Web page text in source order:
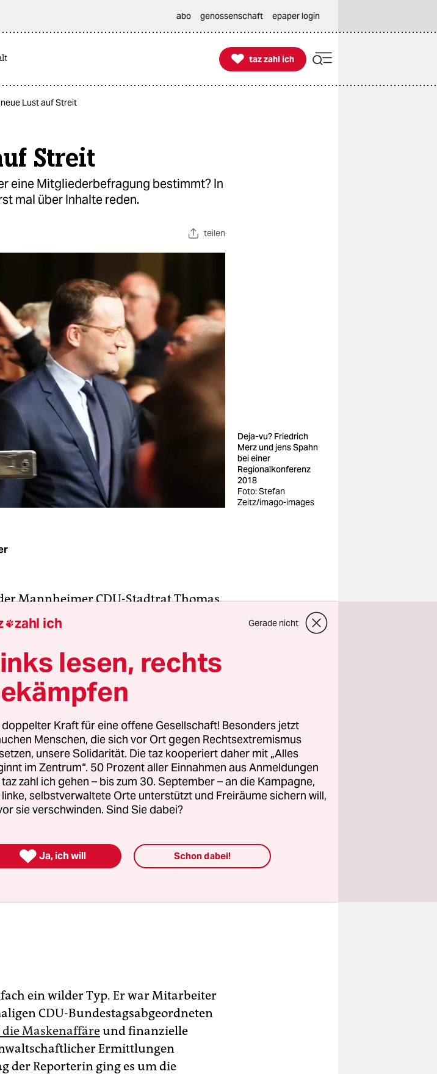
abo genossenschaft epaper login

taz zahl ich
taz zahl ich
Lust auf Streit
Streit
eine Mitgliederbefragung bestimmt? In
mal über Inhalte reden.
teilen
Deja-vu? Friedrich
Merz und jens Spahn
bei einer
Regionalkonferenz
2018
Foto: Stefan
Zeitz/imago-images
Mannheimer CDU-Stadtrat Thomas
weil er eine Reporterin bei ihrer
die Berichterstatterin so lange, bis
Er fühlte sich von der Reporterin
dass sich die Ortspartei für ihr
musste.
ein wilder Typ. Er war Mitarbeiter
CDU-Bundestagsabgeordneten
Maskenaffäreund finanzielle
Ermittlungen
der Reporterin ging es um die
zahl ich Gerade nicht
lesen, rechts
doppelter Kraft für eine offene Gesellschaft! Besonders jetzt
Menschen, die sich vor Ort gegen Rechtsextremismus
unsere Solidarität. Die taz kooperiert daher mit „Alles
im Zentrum“. 50 Prozent aller Einnahmen aus Anmeldungen
zahl ich gehen – bis zum 30. September – an die Kampagne,
selbstverwaltete Orte unterstützt und Freiräume sichern will,
sie verschwinden. Sind Sie dabei?
 Ja, ich will Schon dabei!